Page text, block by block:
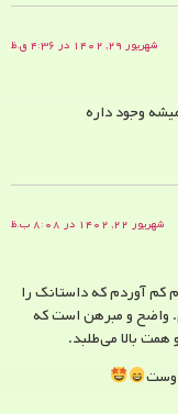
شهریور ۲۹, ۱۴۰۲ در ۴:۳۶ ق.ظ
وجود داره
شهریور ۲۲, ۱۴۰۲ در ۸:۰۸ ب.ظ
کم آوردم که داستانک را
واضح و مبرهن است که
بالا می‌طلبد.